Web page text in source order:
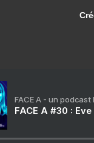
FACE A - un
FACE A #30 :